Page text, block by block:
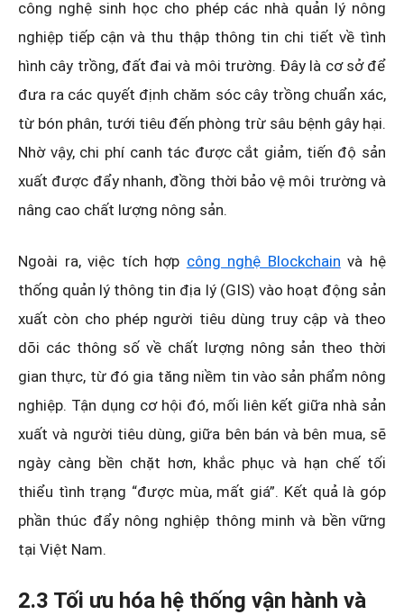
công nghệ sinh học cho phép các nhà quản lý nông
nghiệp tiếp cận và thu thập thông tin chi tiết về tình
hình cây trồng, đất đai và môi trường. Đây là cơ sở để
đưa ra các quyết định chăm sóc cây trồng chuẩn xác,
từ bón phân, tưới tiêu đến phòng trừ sâu bệnh gây hại.
Nhờ vậy, chi phí canh tác được cắt giảm, tiến độ sản
xuất được đẩy nhanh, đồng thời bảo vệ môi trường và
nâng cao chất lượng nông sản.
Ngoài ra, việc tích hợp công nghệ Blockchain và hệ
thống quản lý thông tin địa lý (GIS) vào hoạt động sản
xuất còn cho phép người tiêu dùng truy cập và theo
dõi các thông số về chất lượng nông sản theo thời
gian thực, từ đó gia tăng niềm tin vào sản phẩm nông
nghiệp. Tận dụng cơ hội đó, mối liên kết giữa nhà sản
xuất và người tiêu dùng, giữa bên bán và bên mua, sẽ
ngày càng bền chặt hơn, khắc phục và hạn chế tối
thiểu tình trạng “được mùa, mất giá”. Kết quả là góp
phần thúc đẩy nông nghiệp thông minh và bền vững
tại Việt Nam.
2.3 Tối ưu hóa hệ thống vận hành và